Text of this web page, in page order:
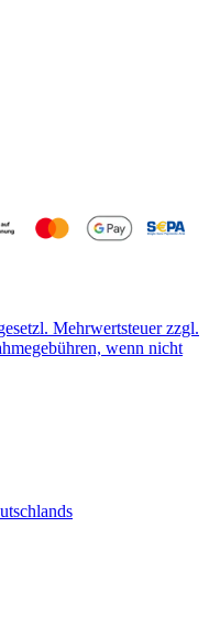
Mehrwertsteuer zzgl.
wenn nicht